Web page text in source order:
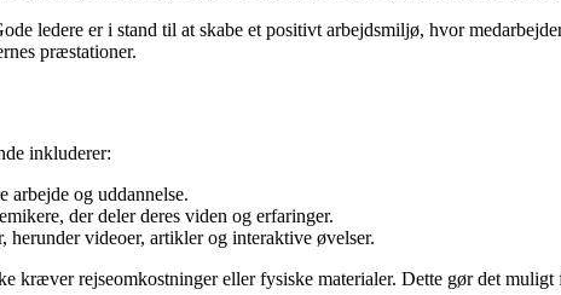
ledere er i stand til at skabe et positivt arbejdsmiljø, hvor
præstationer.
inkluderer:
arbejde og uddannelse.
der deler deres viden og erfaringer.
videoer, artikler og interaktive øvelser.
rejseomkostninger eller fysiske materialer. Dette gør det